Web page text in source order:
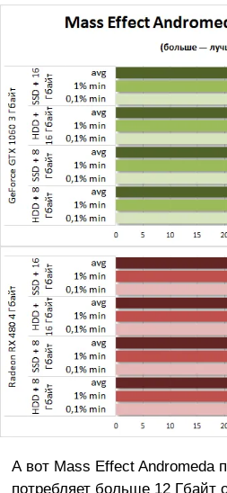
А вот Mass Effect Andromeda
потребляет больше 12 Гбайт